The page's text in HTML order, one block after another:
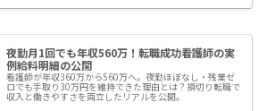
夜勤月1回でも年収560万！転職成功看護師の実
例給料明細の公開
看護師が年収360万から560万へ。夜勤ほぼなし・残業ゼ
ロでも手取り30万円を維持できた理由とは？損切り転職で
収入と働きやすさを両立したリアルを公開。